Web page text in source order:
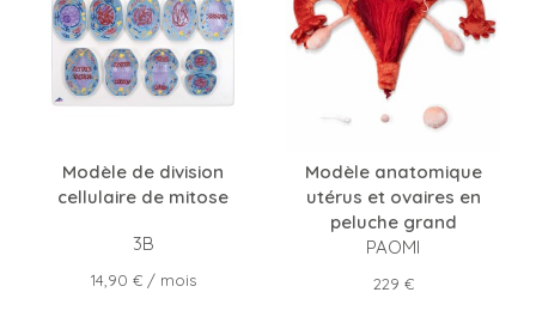
Modèle de division
cellulaire de mitose
3B
Prix
14,90 €/ mois
Modèle anatomique
utérus et ovaires en
peluche grand
PAOMI
Prix
229 €